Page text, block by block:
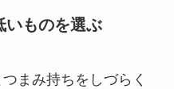
いものを選ぶ
まみ持ちをしづらく